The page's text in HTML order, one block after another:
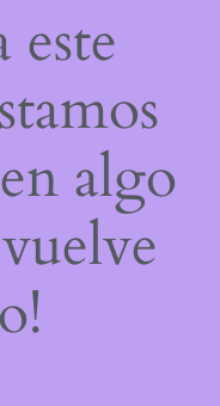
este
algo